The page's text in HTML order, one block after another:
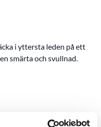
i yttersta leden på ett
smärta och svullnad.